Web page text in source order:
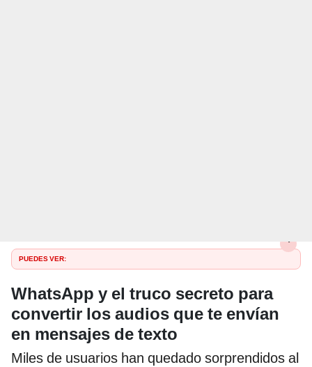
PUEDES VER:
WhatsApp y el truco secreto para
convertir los audios que te envían
en mensajes de texto
Miles de usuarios han quedado sorprendidos al